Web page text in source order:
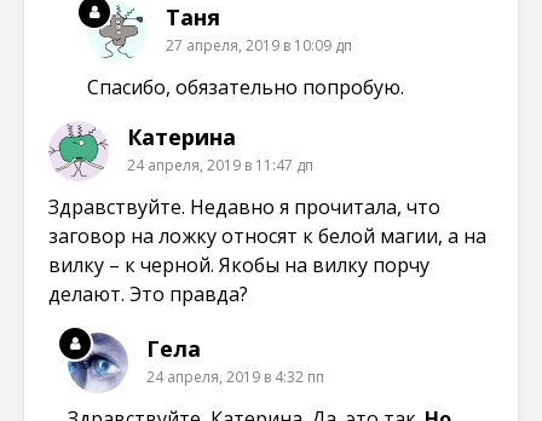
Таня
27 апреля, 2019 в 10:09 дп
Спасибо, обязательно попробую.
Катерина
24 апреля, 2019 в 11:47 дп
Здравствуйте. Недавно я прочитала, что
заговор на ложку относят к белой магии, а на
вилку – к черной. Якобы на вилку порчу
делают. Это правда?
Гела
24 апреля, 2019 в 4:32 пп